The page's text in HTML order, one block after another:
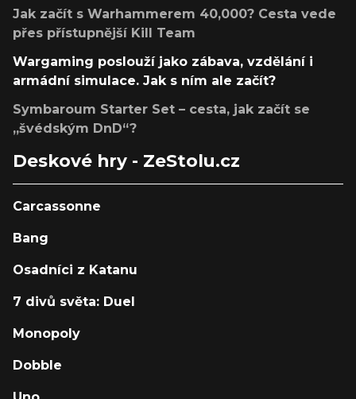
Jak začít s Warhammerem 40,000? Cesta vede
přes přístupnější Kill Team
Wargaming poslouží jako zábava, vzdělání i
armádní simulace. Jak s ním ale začít?
Symbaroum Starter Set – cesta, jak začít se
„švédským DnD“?
Deskové hry - ZeStolu.cz
Carcassonne
Bang
Osadníci z Katanu
7 divů světa: Duel
Monopoly
Dobble